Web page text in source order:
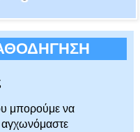
μπορούμε να